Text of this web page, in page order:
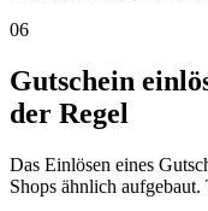
06
Gutschein
der Regel
Das Einlösen eines
Shops ähnlich